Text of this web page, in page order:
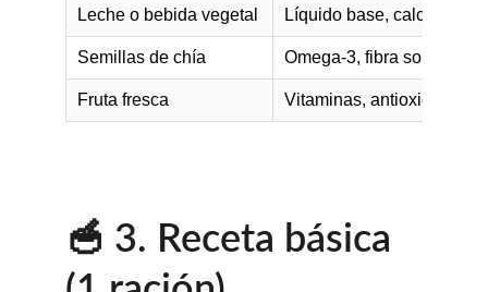
🥣 3. Receta básica